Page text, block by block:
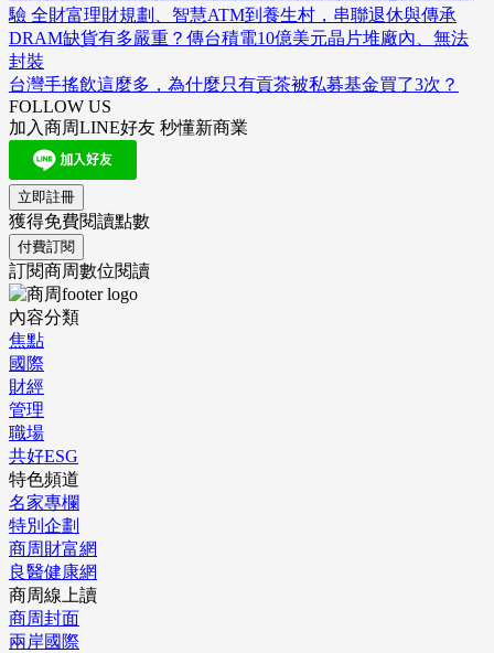
驗 全財富理財規劃、智慧ATM到養生村，串聯退休與傳承
DRAM缺貨有多嚴重？傳台積電10億美元晶片堆廠內、無法
封裝
台灣手搖飲這麼多，為什麼只有貢茶被私募基金買了3次？
FOLLOW US
加入商周LINE好友 秒懂新商業
立即註冊
獲得免費閱讀點數
付費訂閱
訂閱商周數位閱讀
內容分類
焦點
國際
財經
管理
職場
共好ESG
特色頻道
名家專欄
特別企劃
商周財富網
良醫健康網
商周線上讀
商周封面
兩岸國際